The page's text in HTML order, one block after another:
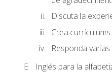
Discuta la
Crea
Responda
Inglés para la